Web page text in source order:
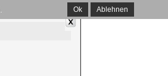
Ok Ablehnen